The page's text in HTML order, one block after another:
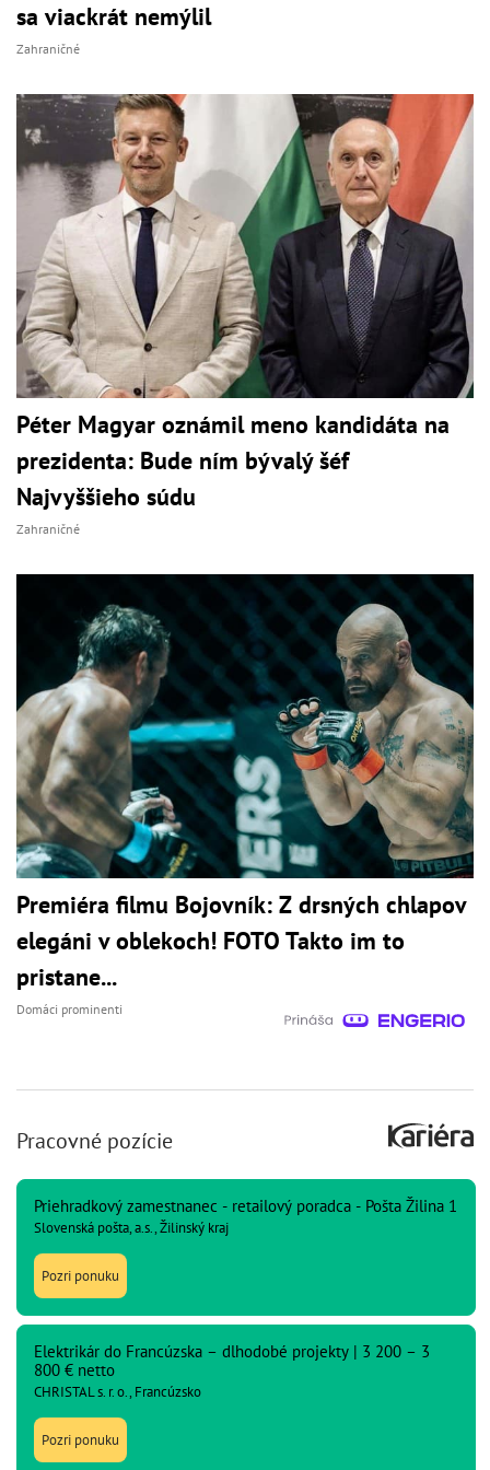
sa viackrát nemýlil
Zahraničné
Péter Magyar oznámil meno kandidáta na
prezidenta: Bude ním bývalý šéf
Najvyššieho súdu
Zahraničné
Premiéra filmu Bojovník: Z drsných chlapov
elegáni v oblekoch! FOTO Takto im to
pristane...
Domáci prominenti
Pracovné pozície
Priehradkový zamestnanec - retailový poradca - Pošta Žilina 1
Slovenská pošta, a.s., Žilinský kraj
Pozri ponuku
Elektrikár do Francúzska – dlhodobé projekty | 3 200 – 3
800 € netto
CHRISTAL s. r. o., Francúzsko
Pozri ponuku